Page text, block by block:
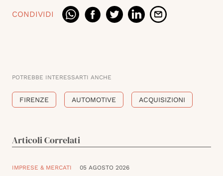
CONDIVIDI
POTREBBE INTERESSARTI ANCHE
FIRENZE AUTOMOTIVE ACQUISIZIONI
Articoli Correlati
IMPRESE & MERCATI 05 AGOSTO 2026